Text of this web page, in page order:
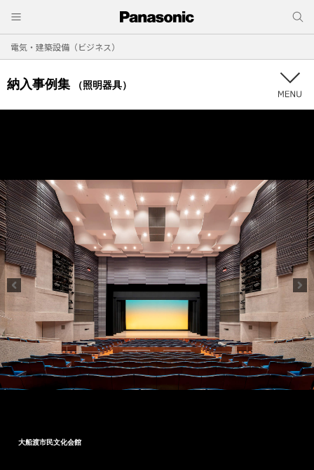
電気・建築設備（ビジネス）
納入事例集 （照明器具）
大船渡市民文化会館